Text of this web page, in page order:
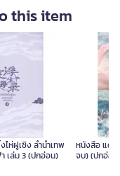
this item
ห่ฝูเซิง ลำนำเทพ
เล่ม 3 (ปกอ่อน)
หนังสือ แดช
จบ) (ปกอ่อน)